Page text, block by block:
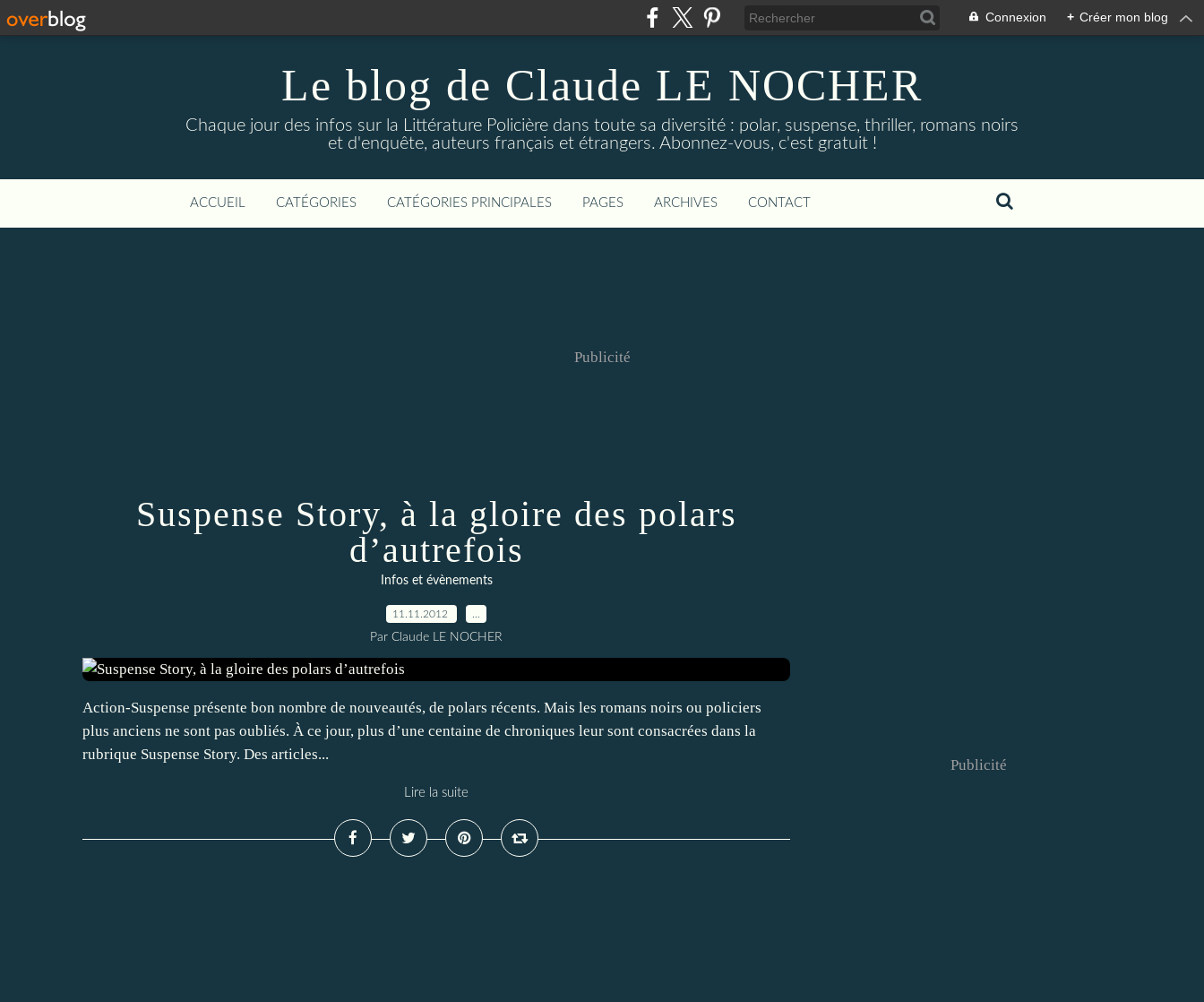
Connexion + Créer mon blog
Le blog de Claude LE NOCHER
Chaque jour des infos sur la Littérature Policière dans toute sa diversité : polar, suspense, thriller, romans noirs
et d'enquête, auteurs français et étrangers. Abonnez-vous, c'est gratuit !
ACCUEIL CATÉGORIES CATÉGORIES PRINCIPALES PAGES ARCHIVES CONTACT
Publicité
Suspense Story, à la gloire des polars
d’autrefois
Infos et évènements
11.11.2012
Par Claude LE NOCHER
Action-Suspense présente bon nombre de nouveautés, de polars récents. Mais les romans noirs ou policiers
plus anciens ne sont pas oubliés. À ce jour, plus d’une centaine de chroniques leur sont consacrées dans la
rubrique Suspense Story. Des articles...
Lire la suite
Publicité